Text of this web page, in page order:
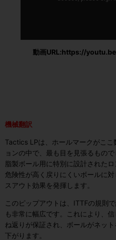
動画URL:https://
機械翻訳
Tactics LPは、ホールマークがこ
ョンの中で、最も目を見張るもの
脂製ボール用に特別に設計された
危険性が高く戻りにくいボールに
スアウト効果を発揮します。
このピップアウトは、ITTFの規則
も非常に幅広です。これにより、
ね返りが保証され、ボールがネッ
下がります。